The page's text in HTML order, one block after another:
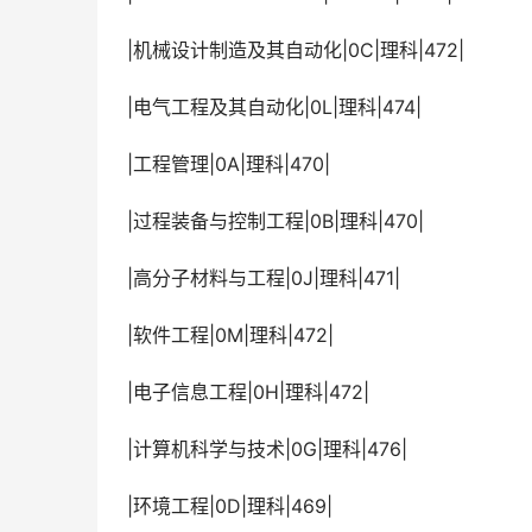
|机械设计制造及其自动化|0C|理科|472|
|电气工程及其自动化|0L|理科|474|
|工程管理|0A|理科|470|
|过程装备与控制工程|0B|理科|470|
|高分子材料与工程|0J|理科|471|
|软件工程|0M|理科|472|
|电子信息工程|0H|理科|472|
|计算机科学与技术|0G|理科|476|
|环境工程|0D|理科|469|